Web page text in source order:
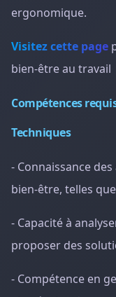
ergonomique.
Visitez cette page
bien-être au travail
Compétences
Techniques
- Connaissance
bien-être, telles
- Capacité à
proposer des
- Compétence en